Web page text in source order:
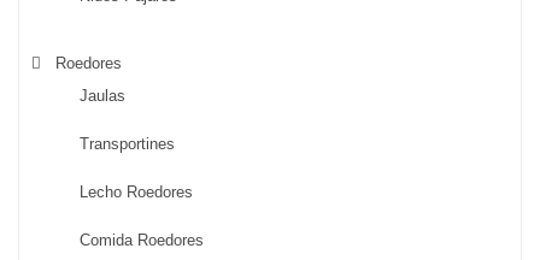
Roedores
Jaulas
Transportines
Lecho Roedores
Comida Roedores